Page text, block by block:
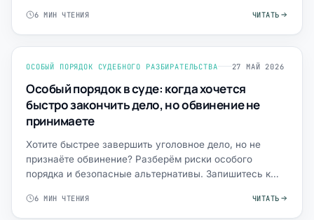
6 МИН ЧТЕНИЯ ЧИТАТЬ
ОСОБЫЙ ПОРЯДОК СУДЕБНОГО РАЗБИРАТЕЛЬСТВА 27 МАЙ 2026
Особый порядок в суде: когда хочется
быстро закончить дело, но обвинение не
принимаете
Хотите быстрее завершить уголовное дело, но не
признаёте обвинение? Разберём риски особого
порядка и безопасные альтернативы. Запишитесь к
6 МИН ЧТЕНИЯ ЧИТАТЬ